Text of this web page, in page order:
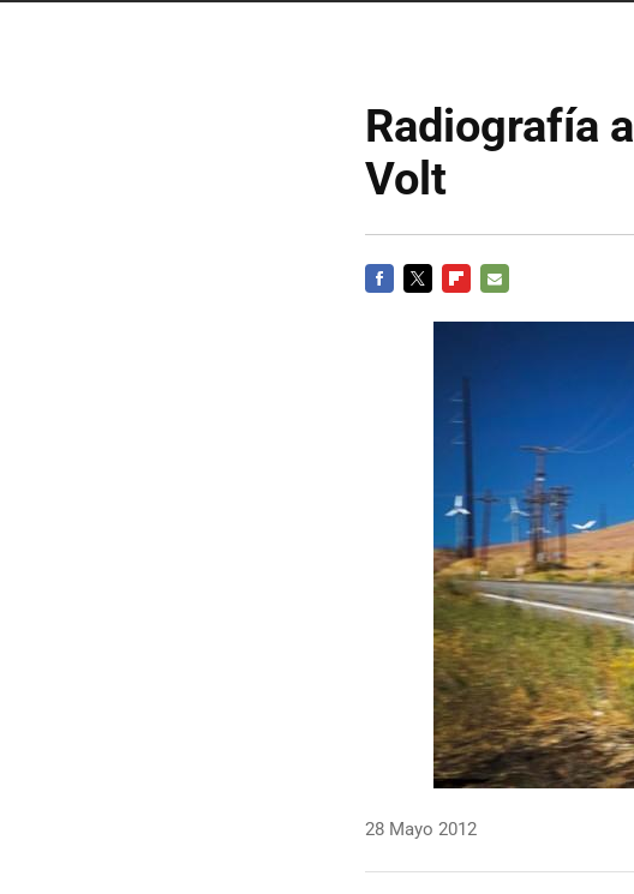
Radiografía
Volt
28 Mayo 2012